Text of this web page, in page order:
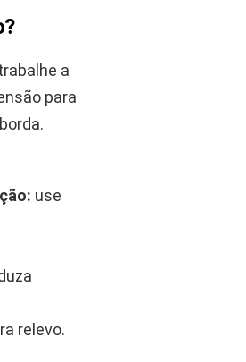
a
para
use
relevo.